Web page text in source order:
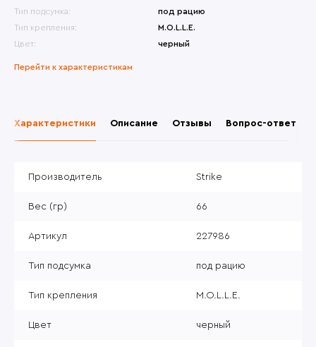
Тип подсумка:
под рацию
Тип крепления:
M.O.L.L.E.
Цвет:
черный
Перейти к характеристикам
Характеристики Описание Отзывы Вопрос-ответ
Производитель Strike
Вес (гр) 66
Артикул 227986
Тип подсумка под рацию
Тип крепления M.O.L.L.E.
Цвет черный